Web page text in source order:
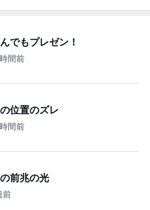
でもプレゼン！
間前
位置のズレ
間前
前兆の光
前